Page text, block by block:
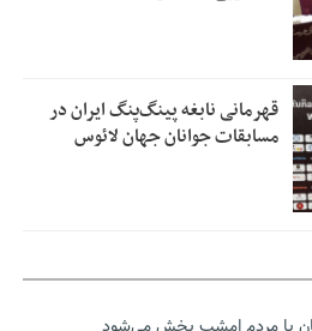
قهرمانی نابغه پینگ‌پنگ ایران در
مسابقات جوانان جهان لائوس